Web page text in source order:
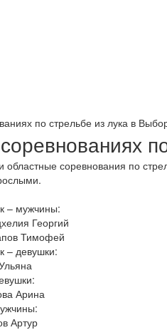
по стрельбе из лука в
соревнования по
– мужчины:
Георгий
Тимофей
– девушки:
Арина
Артур